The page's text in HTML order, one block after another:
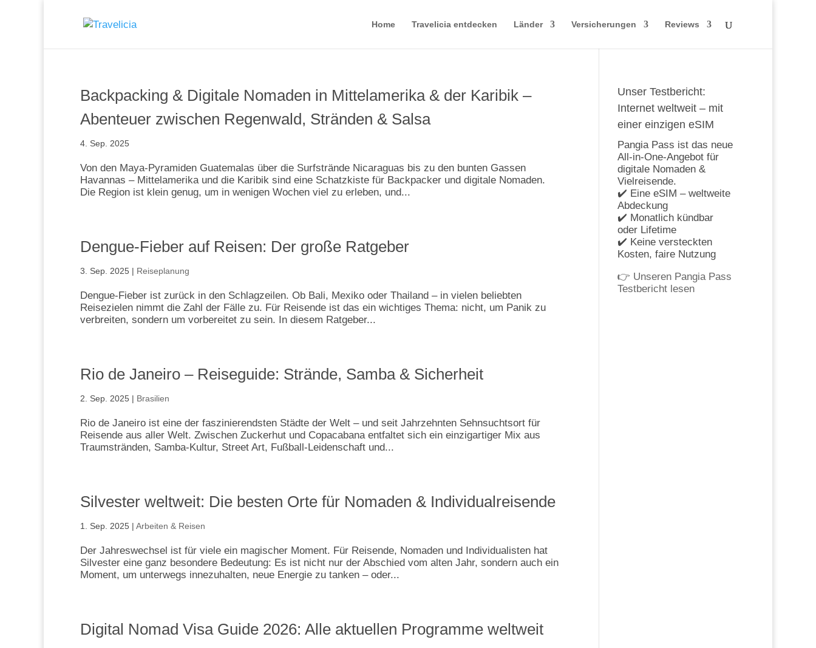
Home Travelicia entdecken Länder Versicherungen Reviews
Backpacking & Digitale Nomaden in Mittelamerika & der Karibik –
Abenteuer zwischen Regenwald, Stränden & Salsa
4. Sep. 2025
Von den Maya-Pyramiden Guatemalas über die Surfstrände Nicaraguas bis zu den bunten Gassen
Havannas – Mittelamerika und die Karibik sind eine Schatzkiste für Backpacker und digitale Nomaden.
Die Region ist klein genug, um in wenigen Wochen viel zu erleben, und...
Dengue-Fieber auf Reisen: Der große Ratgeber
3. Sep. 2025 | Reiseplanung
Dengue-Fieber ist zurück in den Schlagzeilen. Ob Bali, Mexiko oder Thailand – in vielen beliebten
Reisezielen nimmt die Zahl der Fälle zu. Für Reisende ist das ein wichtiges Thema: nicht, um Panik zu
verbreiten, sondern um vorbereitet zu sein. In diesem Ratgeber...
Rio de Janeiro – Reiseguide: Strände, Samba & Sicherheit
2. Sep. 2025 | Brasilien
Rio de Janeiro ist eine der faszinierendsten Städte der Welt – und seit Jahrzehnten Sehnsuchtsort für
Reisende aus aller Welt. Zwischen Zuckerhut und Copacabana entfaltet sich ein einzigartiger Mix aus
Traumstränden, Samba-Kultur, Street Art, Fußball-Leidenschaft und...
Silvester weltweit: Die besten Orte für Nomaden & Individualreisende
1. Sep. 2025 | Arbeiten & Reisen
Der Jahreswechsel ist für viele ein magischer Moment. Für Reisende, Nomaden und Individualisten hat
Silvester eine ganz besondere Bedeutung: Es ist nicht nur der Abschied vom alten Jahr, sondern auch ein
Moment, um unterwegs innezuhalten, neue Energie zu tanken – oder...
Digital Nomad Visa Guide 2026: Alle aktuellen Programme weltweit
Unser Testbericht:
Internet weltweit – mit
einer einzigen eSIM
Pangia Pass ist das neue
All-in-One-Angebot für
digitale Nomaden &
Vielreisende.
✔️ Eine eSIM – weltweite
Abdeckung
✔️ Monatlich kündbar
oder Lifetime
✔️ Keine versteckten
Kosten, faire Nutzung
👉 Unseren Pangia Pass
Testbericht lesen